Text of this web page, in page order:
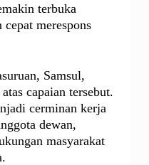
terbuka
merespons
Samsul,
capaian tersebut.
cerminan kerja
dewan,
masyarakat